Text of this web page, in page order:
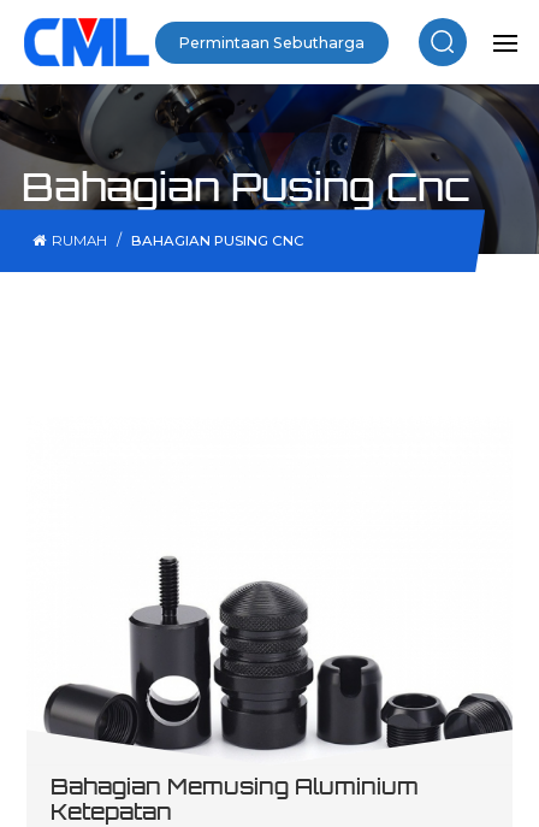
Permintaan Sebutharga
Bahagian Pusing Cnc
RUMAH / BAHAGIAN PUSING CNC
Bahagian Memusing Aluminium
Ketepatan